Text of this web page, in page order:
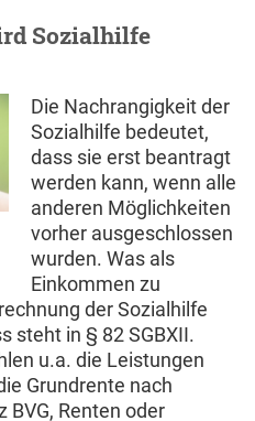
Sozialhilfe
Die Nachrangigkeit der
Sozialhilfe bedeutet,
dass sie erst beantragt
werden kann, wenn alle
anderen Möglichkeiten
vorher ausgeschlossen
wurden. Was als
Einkommen zu
der Sozialhilfe
steht in § 82 SGBXII.
u.a. die Leistungen
Grundrente nach
BVG, Renten oder